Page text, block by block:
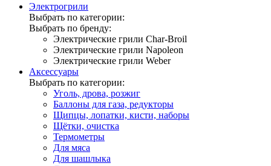
Электрогрили
Выбрать по категории:
Выбрать по бренду:
Электрические грили Char-Broil
Электрические грили Napoleon
Электрические грили Weber
Аксессуары
Выбрать по категории:
Уголь, дрова, розжиг
Баллоны для газа, редукторы
Щипцы, лопатки, кисти, наборы
Щётки, очистка
Термометры
Для мяса
Для шашлыка